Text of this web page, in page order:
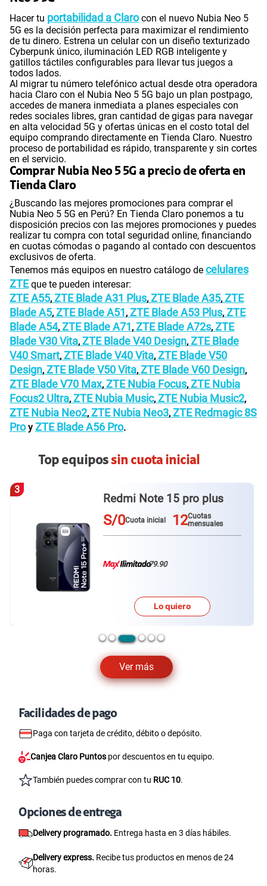
Hacer tu portabilidad a Clarocon el nuevo Nubia Neo 5
5G es la decisión perfecta para maximizar el rendimiento
de tu dinero. Estrena un celular con un diseño texturizado
Cyberpunk único, iluminación LED RGB inteligente y
gatillos táctiles configurables para llevar tus juegos a
todos lados.
Al migrar tu número telefónico actual desde otra operadora
hacia Claro con el Nubia Neo 5 5G bajo un plan postpago,
accedes de manera inmediata a planes especiales con
redes sociales libres, gran cantidad de gigas para navegar
en alta velocidad 5G y ofertas únicas en el costo total del
equipo comprando directamente en Tienda Claro. Nuestro
proceso de portabilidad es rápido, transparente y sin cortes
en el servicio.
Comprar Nubia Neo 5 5G a precio de oferta en
Tienda Claro
¿Buscando las mejores promociones para comprar el
Nubia Neo 5 5G en Perú? En Tienda Claro ponemos a tu
disposición precios con las mejores promociones y puedes
realizar tu compra con total seguridad online, financiando
en cuotas cómodas o pagando al contado con descuentos
exclusivos de oferta.
Tenemos más equipos en nuestro catálogo de celulares
ZTEque te pueden interesar:
ZTE A55, ZTE Blade A31 Plus, ZTE Blade A35, ZTE
Blade A5, ZTE Blade A51 , ZTE Blade A53 Plus, ZTE
Blade A54, ZTE Blade A71 , ZTE Blade A72s, ZTE
Blade V30 Vita, ZTE Blade V40 Design, ZTE Blade
V40 Smart, ZTE Blade V40 Vita, ZTE Blade V50
Design, ZTE Blade V50 Vita, ZTE Blade V60 Design,
ZTE Blade V70 Max, ZTE Nubia Focus, ZTE Nubia
Focus2 Ultra, ZTE Nubia Music, ZTE Nubia Music2,
ZTE Nubia Neo2, ZTE Nubia Neo3, ZTE Redmagic 8S
Proy ZTE Blade A56 Pro.
Top equipossin cuota inicial
Ver más
3
Redmi Note 15 pro plus
S/0Cuota inicial 12Cuotas
mensuales
79.90
Lo quiero
Facilidades de pago
Paga con tarjeta de crédito, débito o depósito.
Canjea Claro Puntos por descuentos en tu equipo.
También puedes comprar con tu RUC 10.
Opciones de entrega
Delivery programado. Entrega hasta en 3 días hábiles.
Delivery express. Recibe tus productos en menos de 24
horas.